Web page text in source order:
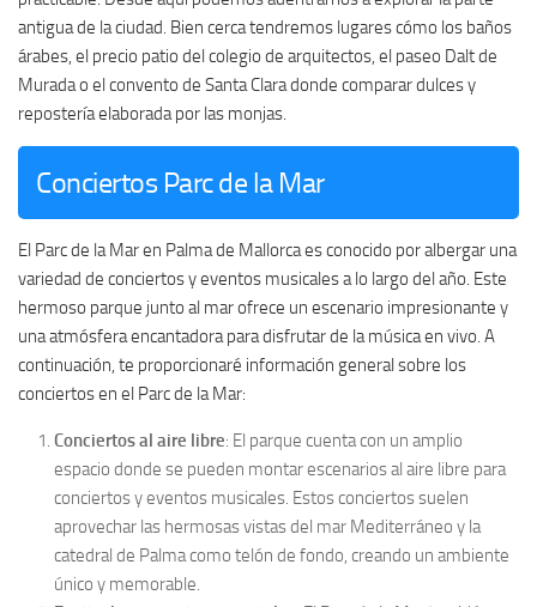
antigua de la ciudad. Bien cerca tendremos lugares cómo los baños
árabes, el precio patio del colegio de arquitectos, el paseo Dalt de
Murada o el convento de Santa Clara donde comparar dulces y
repostería elaborada por las monjas.
Conciertos Parc de la Mar
El Parc de la Mar en Palma de Mallorca es conocido por albergar una
variedad de conciertos y eventos musicales a lo largo del año. Este
hermoso parque junto al mar ofrece un escenario impresionante y
una atmósfera encantadora para disfrutar de la música en vivo. A
continuación, te proporcionaré información general sobre los
conciertos en el Parc de la Mar:
Conciertos al aire libre: El parque cuenta con un amplio
espacio donde se pueden montar escenarios al aire libre para
conciertos y eventos musicales. Estos conciertos suelen
aprovechar las hermosas vistas del mar Mediterráneo y la
catedral de Palma como telón de fondo, creando un ambiente
único y memorable.